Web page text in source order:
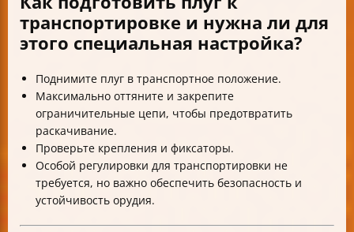
транспортировке и нужна ли для
этого специальная настройка?
Поднимите плуг в транспортное положение.
Максимально оттяните и закрепите
ограничительные цепи, чтобы предотвратить
раскачивание.
Проверьте крепления и фиксаторы.
Особой регулировки для транспортировки не
требуется, но важно обеспечить безопасность и
устойчивость орудия.